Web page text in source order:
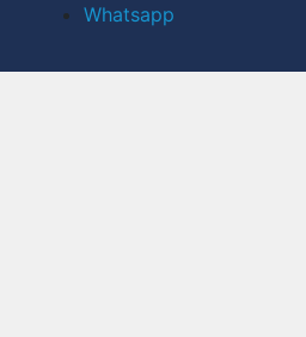
Whatsapp